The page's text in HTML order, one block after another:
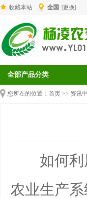
收藏本站 全国 [更换]
全部产品分类
您所在的位置： 首页 >> 资讯
如何利用
农业生产